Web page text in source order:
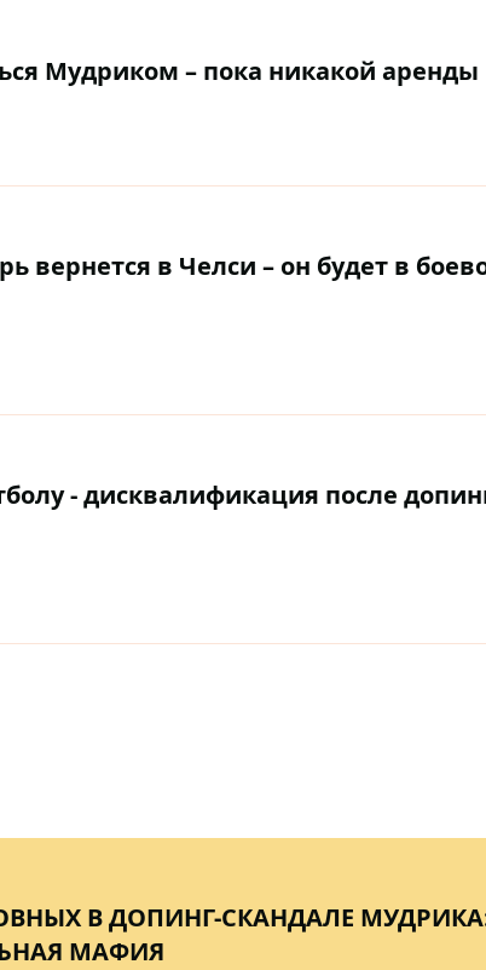
Мудриком – пока никакой аренды
вернется в Челси – он будет в
- дисквалификация после
В ДОПИНГ-СКАНДАЛЕ
МАФИЯ